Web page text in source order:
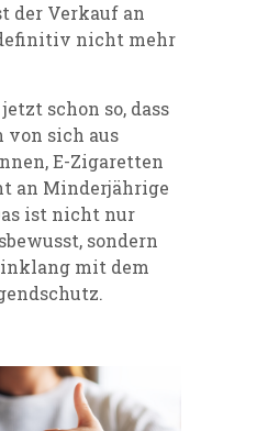
der Verkauf an
nicht mehr
schon so, dass
von sich aus
E-Zigaretten
an Minderjährige
ist nicht nur
sondern
mit dem